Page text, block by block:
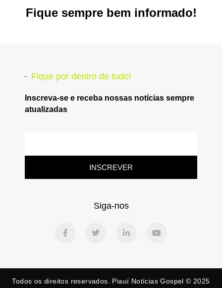
Fique sempre bem informado!
Fique por dentro de tudo!
Inscreva-se e receba nossas notícias sempre
atualizadas
INSCREVER
Siga-nos
Todos os direitos reservados. Piauí Notícias Gospel © 2025